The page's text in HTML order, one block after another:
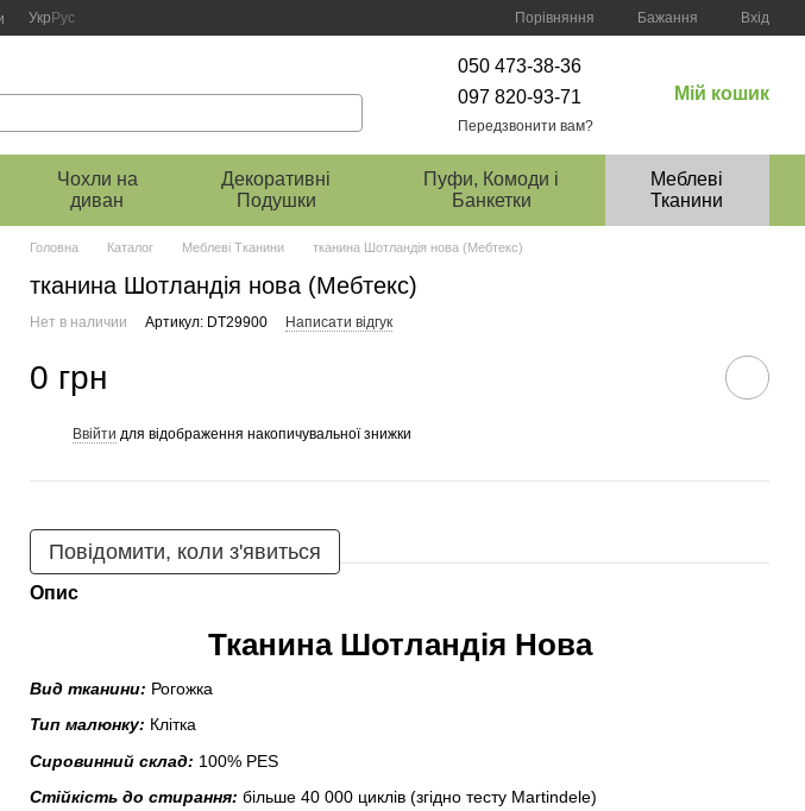
Укр Рус Порівняння Бажання Вхід
050 473-38-36
097 820-93-71
Передзвонити вам?
Мій кошик
Чохли на
диван
Декоративні
Подушки
Пуфи, Комоди і
Банкетки
Меблеві
Тканини
Головна Каталог Меблеві Тканини тканина Шотландія нова (Мебтекс)
тканина Шотландія нова (Мебтекс)
Нет в наличии Артикул: DT29900 Написати відгук
0 грн
Ввійти для відображення накопичувальної знижки
Повідомити, коли з'явиться
Опис
Тканина Шотландія Нова
Вид тканини: Рогожка
Тип малюнку: Клітка
Сировинний склад: 100% PES
Стійкість до стирання: більше 40 000 циклів (згідно тесту Martindele)